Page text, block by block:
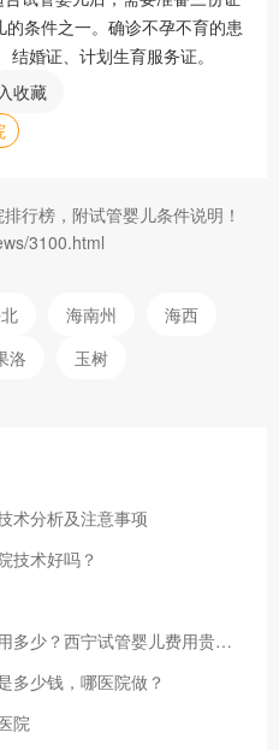
的条件之一。确诊不孕不育的患
婚证、计划生育服务证。
收藏
行榜，附试管婴儿条件说明！
3100.html
海南州
海西
洛 玉树
术分析及注意事项
技术好吗？
西宁红十字医院试管婴儿费用多少？西宁试管婴儿费用贵吗？
多少钱，哪医院做？
院